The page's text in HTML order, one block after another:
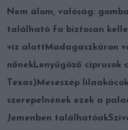
Nem álom, valóság:
található fa biztosan
víz alatt Madagaszkáron
nőnek Lenyűgöző ciprusok
Texas) Meseszép
szerepelnének ezek a
Jemenben találhatóak